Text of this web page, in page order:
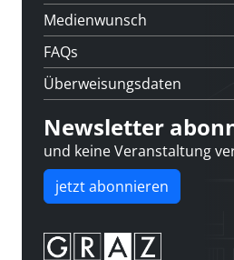
Medienwunsch
FAQs
Überweisungsdaten
Newsletter
und keine Veranstaltung
jetzt abonnieren